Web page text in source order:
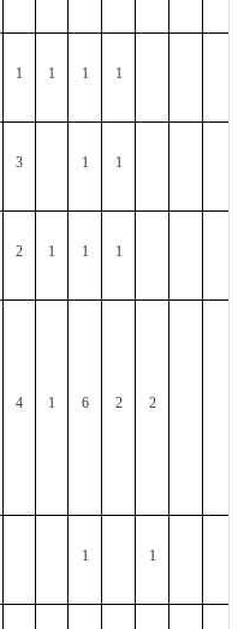
1 1 1 1
3 1 1
2 1 1 1
4 1 6 2 2
1 1